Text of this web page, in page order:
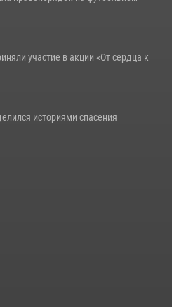
участие в акции «От сердца к
историями спасения